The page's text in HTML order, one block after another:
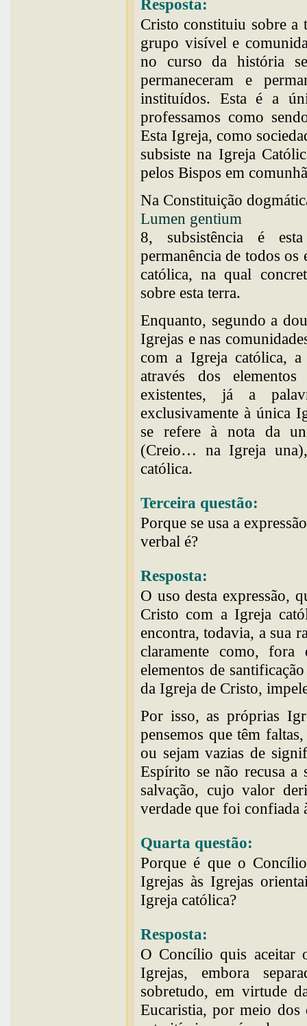
Resposta:
Cristo constituiu sobre a
grupo visível e
no curso da história
permaneceram e
instituídos. Esta é a
professamos como
Esta Igreja, como
subsiste na Igreja
pelos Bispos em
Na Constituição
Lumen gentium
8, subsistência é
permanência de todos
católica, na qual
sobre esta terra.
Enquanto, segundo a
Igrejas e nas
com a Igreja católica,
através dos
existentes, já a
exclusivamente à única
se refere à nota da
(Creio… na Igreja
católica.
Terceira questão:
Porque se usa a
verbal é?
Resposta:
O uso desta expressão,
Cristo com a Igreja
encontra, todavia, a sua
claramente como, fora
elementos de
da Igreja de Cristo,
Por isso, as próprias
pensemos que têm
ou sejam vazias de
Espírito se não recusa a
salvação, cujo valor
verdade que foi confiada
Quarta questão:
Porque é que o
Igrejas às Igrejas
Igreja católica?
Resposta:
O Concílio quis aceitar
Igrejas, embora
sobretudo, em virtude
Eucaristia, por meio